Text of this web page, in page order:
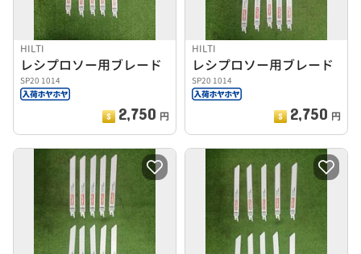
HILTI
レシプロソー用ブレード
SP20 1014
2,750 円
HILTI
レシプロソー用ブレード
SP20 1014
2,750 円